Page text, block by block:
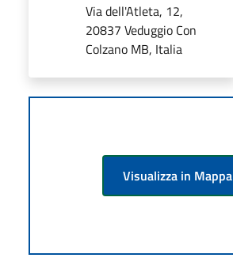
Via dell'Atleta, 12,
20837 Veduggio Con
Colzano MB, Italia
Visualizza in Mappa